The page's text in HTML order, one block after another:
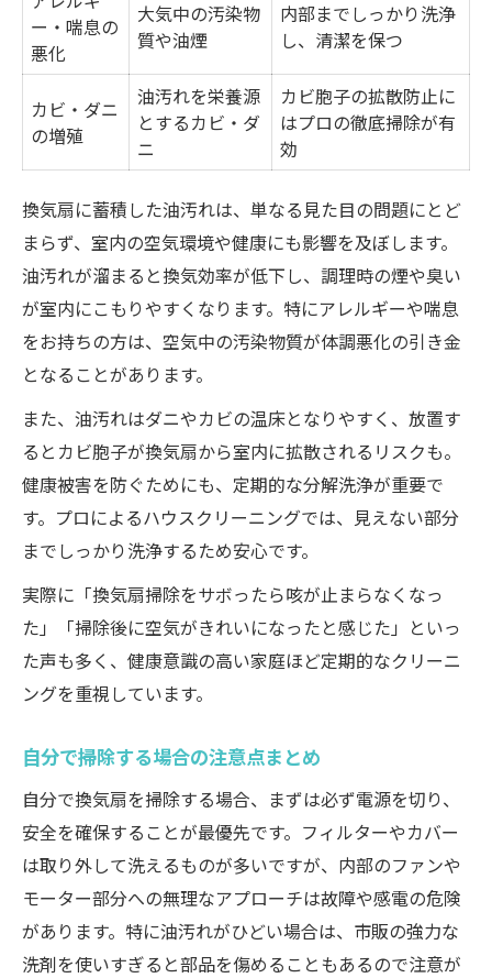
ー・喘息の
悪化
大気中の汚染物
質や油煙
内部までしっかり洗浄
し、清潔を保つ
カビ・ダニ
の増殖
油汚れを栄養源
とするカビ・ダ
ニ
カビ胞子の拡散防止に
はプロの徹底掃除が有
効
換気扇に蓄積した油汚れは、単なる見た目の問題にとど
まらず、室内の空気環境や健康にも影響を及ぼします。
油汚れが溜まると換気効率が低下し、調理時の煙や臭い
が室内にこもりやすくなります。特にアレルギーや喘息
をお持ちの方は、空気中の汚染物質が体調悪化の引き金
となることがあります。
また、油汚れはダニやカビの温床となりやすく、放置す
るとカビ胞子が換気扇から室内に拡散されるリスクも。
健康被害を防ぐためにも、定期的な分解洗浄が重要で
す。プロによるハウスクリーニングでは、見えない部分
までしっかり洗浄するため安心です。
実際に「換気扇掃除をサボったら咳が止まらなくなっ
た」「掃除後に空気がきれいになったと感じた」といっ
た声も多く、健康意識の高い家庭ほど定期的なクリーニ
ングを重視しています。
自分で掃除する場合の注意点まとめ
自分で換気扇を掃除する場合、まずは必ず電源を切り、
安全を確保することが最優先です。フィルターやカバー
は取り外して洗えるものが多いですが、内部のファンや
モーター部分への無理なアプローチは故障や感電の危険
があります。特に油汚れがひどい場合は、市販の強力な
洗剤を使いすぎると部品を傷めることもあるので注意が